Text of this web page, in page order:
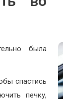
была
спастись
печку,